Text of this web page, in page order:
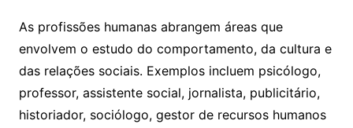
As profissões humanas abrangem áreas que
envolvem o estudo do comportamento, da cultura e
das relações sociais. Exemplos incluem psicólogo,
professor, assistente social, jornalista, publicitário,
historiador, sociólogo, gestor de recursos humanos